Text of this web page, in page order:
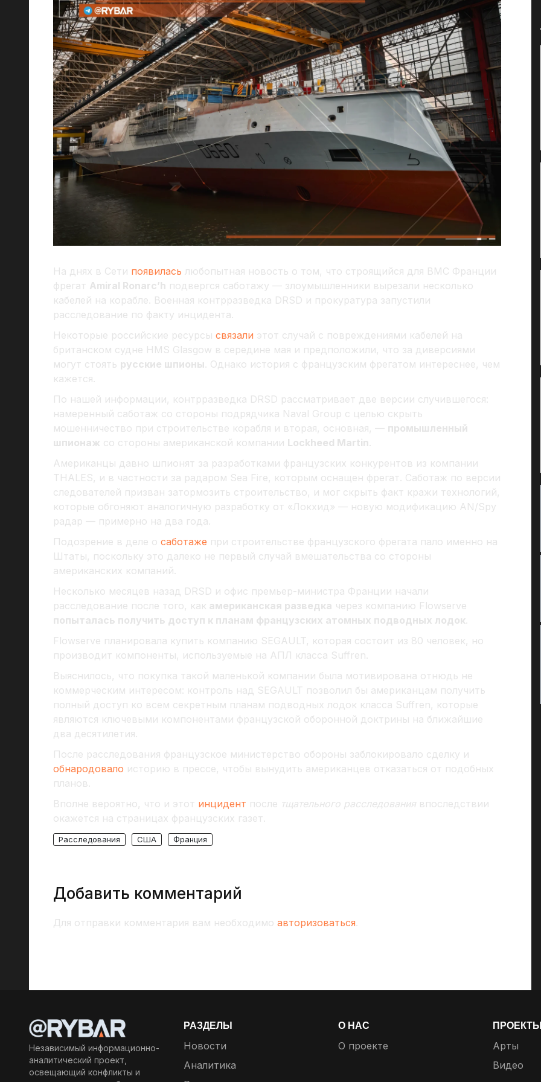
На днях в Сети появилась любопытная новость о том, что строящийся для ВМС Франции
фрегат Amiral Ronarc’h подвергся саботажу — злоумышленники вырезали несколько
кабелей на корабле. Военная контрразведка DRSD и прокуратура запустили
расследование по факту инцидента.
Некоторые российские ресурсы связали этот случай с повреждениями кабелей на
британском судне HMS Glasgow в середине мая и предположили, что за диверсиями
могут стоять русские шпионы. Однако история с французским фрегатом интереснее, чем
кажется.
По нашей информации, контрразведка DRSD рассматривает две версии случившегося:
намеренный саботаж со стороны подрядчика Naval Group с целью скрыть
мошенничество при строительстве корабля и вторая, основная, — промышленный
шпионаж со стороны американской компании Loсkheed Martin.
Американцы давно шпионят за разработками французских конкурентов из компании
THALES, и в частности за радаром Sea Fire, которым оснащен фрегат. Саботаж по версии
следователей призван затормозить строительство, и мог скрыть факт кражи технологий,
которые обгоняют аналогичную разработку от «Локхид» — новую модификацию AN/Spy
радар — примерно на два года.
Подозрение в деле о саботаже при строительстве французского фрегата пало именно на
Штаты, поскольку это далеко не первый случай вмешательства со стороны
американских компаний.
Несколько месяцев назад DRSD и офис премьер-министра Франции начали
расследование после того, как американская разведка через компанию Flowserve
попыталась получить доступ к планам французских атомных подводных лодок.
Flowserve планировала купить компанию SEGAULT, которая состоит из 80 человек, но
производит компоненты, используемые на АПЛ класса Suffren.
Выяснилось, что покупка такой маленькой компании была мотивирована отнюдь не
коммерческим интересом: контроль над SEGAULT позволил бы американцам получить
полный доступ ко всем секретным планам подводных лодок класса Suffren, которые
являются ключевыми компонентами французской оборонной доктрины на ближайшие
два десятилетия.
После расследования французское министерство обороны заблокировало сделку и
обнародовало историю в прессе, чтобы вынудить американцев отказаться от подобных
планов.
Вполне вероятно, что и этот инцидент после тщательного расследования впоследствии
окажется на страницах французских газет.
Расследования США Франция
Добавить комментарий
Для отправки комментария вам необходимо авторизоваться.
Независимый информационно-
аналитический проект,
освещающий конфликты и
РАЗДЕЛЫ
Новости
Аналитика
О НАС
О проекте
ПРОЕКТЫ
Арты
Видео